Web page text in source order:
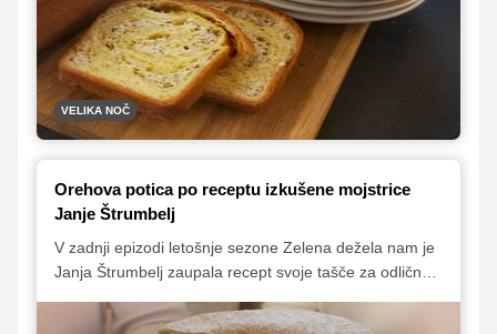
večkrat pripraviti, in sicer tako zaradi njenega
odličnega okusa kot tudi zaradi spoštovanja in
ohranjanja tradicije naših babic.
VELIKA NOČ
Orehova potica po receptu izkušene mojstrice
Janje Štrumbelj
V zadnji epizodi letošnje sezone Zelena dežela nam je
Janja Štrumbelj zaupala recept svoje tašče za odlično
lahko lotite tudi sami. Sledite receptu in zagotovo vam